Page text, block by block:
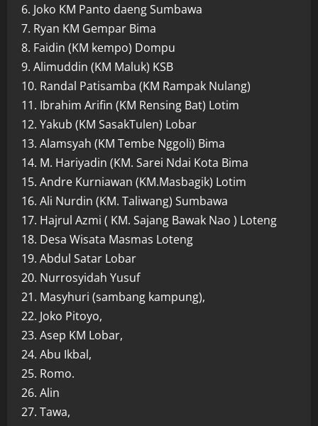
6. Joko KM Panto daeng Sumbawa
7. Ryan KM Gempar Bima
8. Faidin (KM kempo) Dompu
9. Alimuddin (KM Maluk) KSB
10. Randal Patisamba (KM Rampak Nulang)
11. Ibrahim Arifin (KM Rensing Bat) Lotim
12. Yakub (KM SasakTulen) Lobar
13. Alamsyah (KM Tembe Nggoli) Bima
14. M. Hariyadin (KM. Sarei Ndai Kota Bima
15. Andre Kurniawan (KM.Masbagik) Lotim
16. Ali Nurdin (KM. Taliwang) Sumbawa
17. Hajrul Azmi ( KM. Sajang Bawak Nao ) Loteng
18. Desa Wisata Masmas Loteng
19. Abdul Satar Lobar
20. Nurrosyidah Yusuf
21. Masyhuri (sambang kampung),
22. Joko Pitoyo,
23. Asep KM Lobar,
24. Abu Ikbal,
25. Romo.
26. Alin
27. Tawa,